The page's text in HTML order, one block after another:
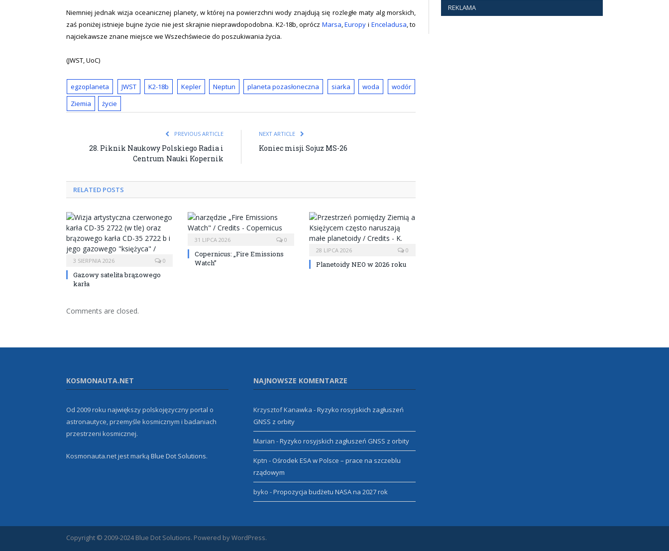
Niemniej jednak wizja oceanicznej planety, w której na powierzchni wody znajdują się rozległe maty alg morskich,
zaś poniżej istnieje bujne życie nie jest skrajnie nieprawdopodobna. K2-18b, oprócz Marsa,Europy i Enceladusa, to
najciekawsze znane miejsce we Wszechświecie do poszukiwania życia.
(JWST, UoC)
egzoplaneta JWST K2-18b Kepler Neptun planeta pozasłoneczna siarka woda
wodór
Ziemia
życie
PREVIOUS ARTICLE
28. Piknik Naukowy Polskiego Radia i
Centrum Nauki Kopernik
NEXT ARTICLE
Koniec misji Sojuz MS-26
RELATED POSTS
3 SIERPNIA 2026 0
Gazowy satelita brązowego
karła
31 LIPCA 2026 0
Copernicus: „Fire Emissions
Watch”
28 LIPCA 2026 0
Planetoidy NEO w 2026 roku
Comments are closed.
REKLAMA
KOSMONAUTA.NET
Od 2009 roku największy polskojęzyczny portal o
astronautyce, przemyśle kosmicznym i badaniach
przestrzeni kosmicznej.
Kosmonauta.net jest markąBlue Dot Solutions.
NAJNOWSZE KOMENTARZE
Krzysztof Kanawka -Ryzyko rosyjskich zagłuszeń
GNSS z orbity
Marian -Ryzyko rosyjskich zagłuszeń GNSS z orbity
Kptn - Ośrodek ESA w Polsce – prace na szczeblu
rządowym
byko -Propozycja budżetu NASA na 2027 rok
Copyright © 2009-2024 Blue Dot Solutions. Powered by WordPress.